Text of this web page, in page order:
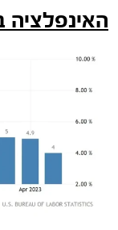
האינפלציה